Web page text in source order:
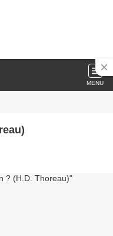
MENU